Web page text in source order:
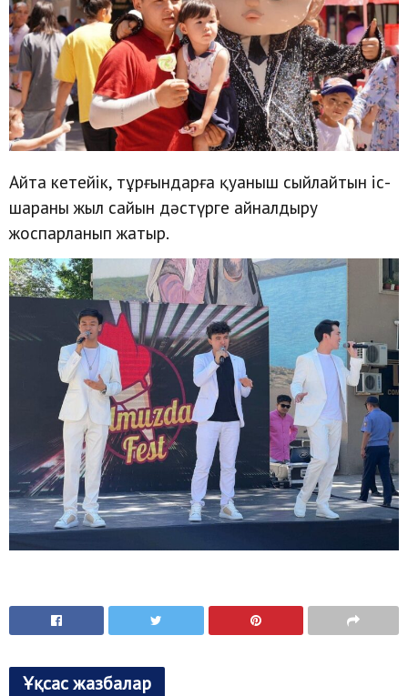
Айта кетейік, тұрғындарға қуаныш сыйлайтын іс-
шараны жыл сайын дәстүрге айналдыру
жоспарланып жатыр.
Ұқсас жазбалар